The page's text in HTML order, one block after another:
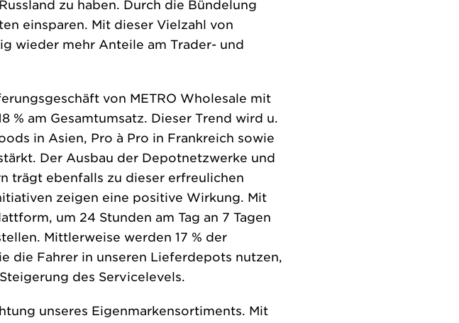
zu haben. Durch die Bündelung
einsparen. Mit dieser Vielzahl von
wieder mehr Anteile am Trader- und
von METRO Wholesale mit
% am Gesamtumsatz. Dieser Trend wird u.
in Asien, Pro à Pro in Frankreich sowie
Der Ausbau der Depotnetzwerke und
trägt ebenfalls zu dieser erfreulichen
zeigen eine positive Wirkung. Mit
um 24 Stunden am Tag an 7 Tagen
Mittlerweise werden 17 % der
die Fahrer in unseren Lieferdepots nutzen,
des Servicelevels.
unseres Eigenmarkensortiments. Mit